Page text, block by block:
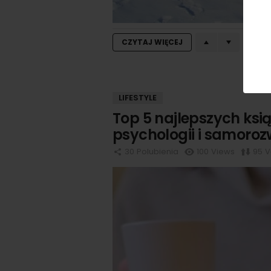
CZYTAJ WIĘCEJ
LIFESTYLE
Top 5 najlepszych
psychologii i